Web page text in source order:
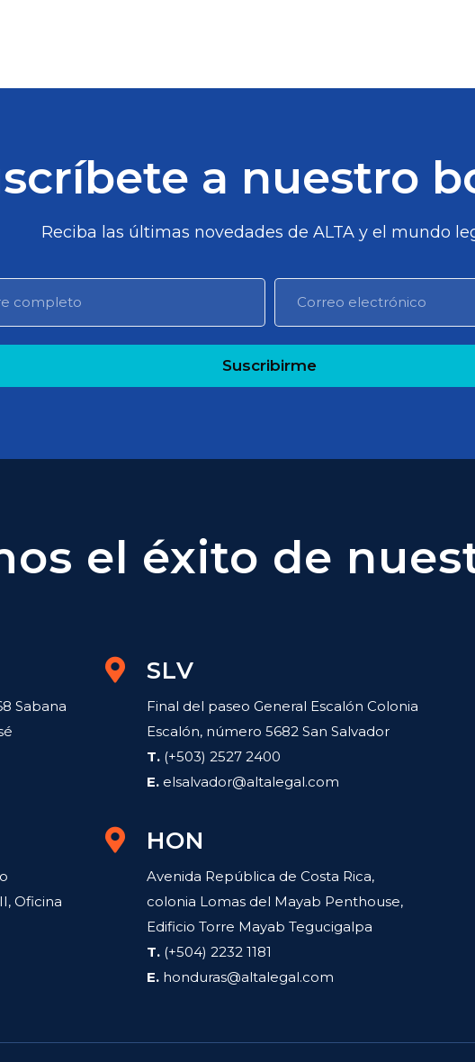
a nuestro
Reciba las últimas novedades de ALTA y el mundo
Suscribirme
el éxito de
Sabana
Oficina
SLV
Final del paseo General Escalón Colonia
Escalón, número 5682 San Salvador
T.(+503) 2527 2400
E.elsalvador@altalegal.com
HON
Avenida República de Costa Rica,
colonia Lomas del Mayab Penthouse,
Edificio Torre Mayab Tegucigalpa
T.(+504) 2232 1181
E.honduras@altalegal.com